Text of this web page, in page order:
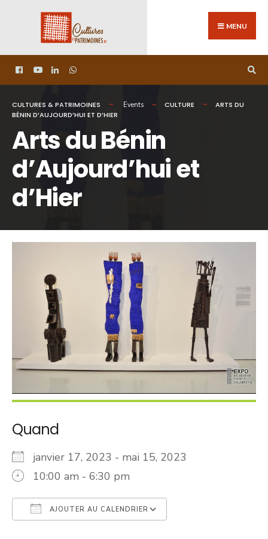
MENU
CULTURES & PATRIMOINES Events CULTURE
ARTS DU
BÉNIN D’AUJOURD’HUI ET D’HIER
Arts du Bénin
d’Aujourd’hui et
d’Hier
Quand
janvier 17, 2023 - mai 15, 2023
10:00 am - 6:30 pm
AJOUTER AU CALENDRIER